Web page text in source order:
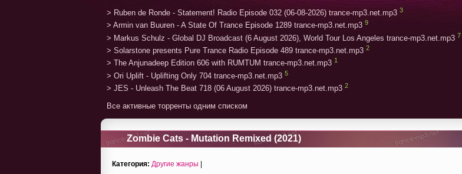
> Ruben de Ronde - Statement! Radio Episode 032 (06-08-2026) trance-mp3.net.mp3 3
> Armin van Buuren - A State Of Trance Episode 1289 trance-mp3.net.mp3 9
> Markus Schulz - Global DJ Broadcast (6 August 2026), World Tour Los Angeles trance-mp3.net.mp3 7
> Solarstone presents Pure Trance Radio Episode 489 trance-mp3.net.mp3 2
> The Anjunadeep Edition 606 with RUMTUM trance-mp3.net.mp3 1
> Ori Uplift - Uplifting Only 704 trance-mp3.net.mp3 5
> JES - Unleash The Beat 718 (06 August 2026) trance-mp3.net.mp3 2
Все активные торренты одним списком
Zombie Cats - Mutation Remixed (2021)
Категория: Другие жанры |